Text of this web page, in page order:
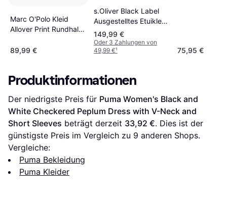
Marc O'Polo Kleid
Allover Print Rundhals
89,99 €
s.Oliver Black Label
Ausgestelltes Etuikleid
Mit Leo-Rock Damen -
Schwarz/Mehrfarbig/Beige
149,99 €
Oder 3 Zahlungen von
49,99 €¹ 75,95 €
Produktinformationen
Der niedrigste Preis für Puma Women's Black and
White Checkered Peplum Dress with V-Neck and
Short Sleeves beträgt derzeit 33,92 €. Dies ist der
günstigste Preis im Vergleich zu 9 anderen Shops.
Vergleiche:
Puma Bekleidung
Puma Kleider